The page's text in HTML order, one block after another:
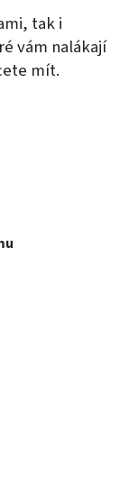
tak i
vám nalákají
mít.